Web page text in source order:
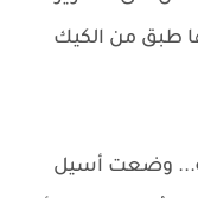
طبق من الكيك
وضعت أسيل